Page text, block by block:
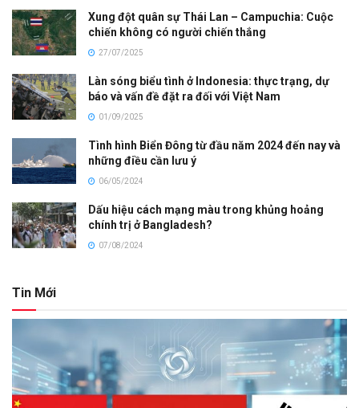
Xung đột quân sự Thái Lan – Campuchia: Cuộc
chiến không có người chiến thắng
27/07/2025
Làn sóng biểu tình ở Indonesia: thực trạng, dự
báo và vấn đề đặt ra đối với Việt Nam
01/09/2025
Tình hình Biển Đông từ đầu năm 2024 đến nay và
những điều cần lưu ý
06/05/2024
Dấu hiệu cách mạng màu trong khủng hoảng
chính trị ở Bangladesh?
07/08/2024
Tin Mới